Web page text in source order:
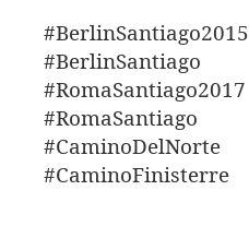
#BerlinSantiago2015
#BerlinSantiago
#RomaSantiago2017
#RomaSantiago
#CaminoDelNorte
#CaminoFinisterre